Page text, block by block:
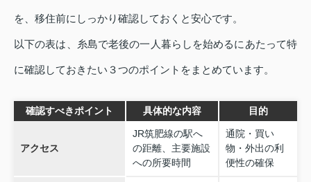
を、移住前にしっかり確認しておくと安心です。
以下の表は、糸島で老後の一人暮らしを始めるにあたって特
に確認しておきたい３つのポイントをまとめています。
確認すべきポイント 具体的な内容 目的
アクセス
JR筑肥線の駅へ
の距離、主要施設
への所要時間
通院・買い
物・外出の利
便性の確保